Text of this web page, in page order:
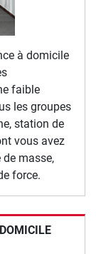
à domicile
faible
les groupes
station de
vous avez
masse,
force.